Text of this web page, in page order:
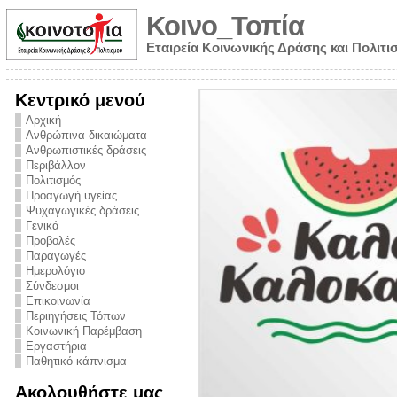
Κοινο_Τοπία
Εταιρεία Κοινωνικής Δράσης και
Κεντρικό μενού
Αρχική
Ανθρώπινα δικαιώματα
Ανθρωπιστικές δράσεις
Περιβάλλον
Πολιτισμός
Προαγωγή υγείας
Ψυχαγωγικές δράσεις
Γενικά
Προβολές
Παραγωγές
Ημερολόγιο
Σύνδεσμοι
Επικοινωνία
Περιηγήσεις Τόπων
Κοινωνική Παρέμβαση
Εργαστήρια
Παθητικό κάπνισμα
Ακολουθήστε μας
από την
την ημέρα
και
στο
Πρόληψης